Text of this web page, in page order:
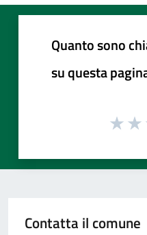
Quanto sono
su questa
Contatta il comune